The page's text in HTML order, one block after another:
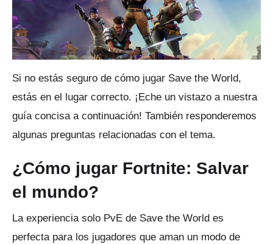
Si no estás seguro de cómo jugar Save the World,
estás en el lugar correcto. ¡Eche un vistazo a nuestra
guía concisa a continuación! También responderemos
algunas preguntas relacionadas con el tema.
¿Cómo jugar Fortnite: Salvar
el mundo?
La experiencia solo PvE de Save the World es
perfecta para los jugadores que aman un modo de